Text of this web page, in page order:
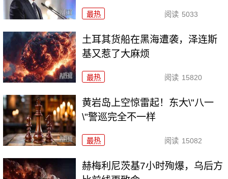
最热 阅读 5033
土耳其货船在黑海遭袭，泽连斯
基又惹了大麻烦
最热 阅读 15820
黄岩岛上空惊雷起！东大\"八一
\"警巡完全不一样
最热 阅读 15082
赫梅利尼茨基7小时殉爆，乌后方